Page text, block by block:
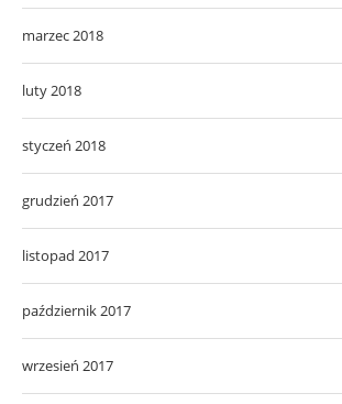
marzec 2018
luty 2018
styczeń 2018
grudzień 2017
listopad 2017
październik 2017
wrzesień 2017